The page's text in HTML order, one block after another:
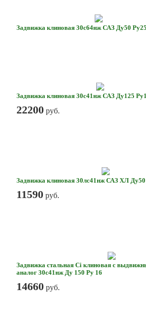
Задвижка клиновая 30с64нж САЗ Ду50
Задвижка клиновая 30с41нж САЗ Ду125
22200 руб.
Задвижка клиновая 30лс41нж САЗ ХЛ
11590 руб.
Задвижка стальная Ci клиновая с
аналог 30с41нж Ду 150 Ру 16
14660 руб.